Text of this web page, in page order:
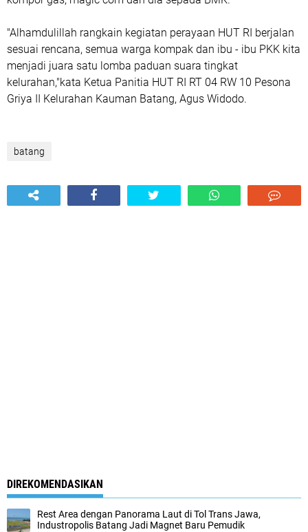
"Alhamdulillah rangkain kegiatan perayaan HUT RI berjalan
sesuai rencana, semua warga kompak dan ibu - ibu PKK kita
menjadi juara satu lomba paduan suara tingkat
kelurahan,"kata Ketua Panitia HUT RI RT 04 RW 10 Pesona
Griya II Kelurahan Kauman Batang, Agus Widodo.
batang
DIREKOMENDASIKAN
Rest Area dengan Panorama Laut di Tol Trans Jawa,
Industropolis Batang Jadi Magnet Baru Pemudik